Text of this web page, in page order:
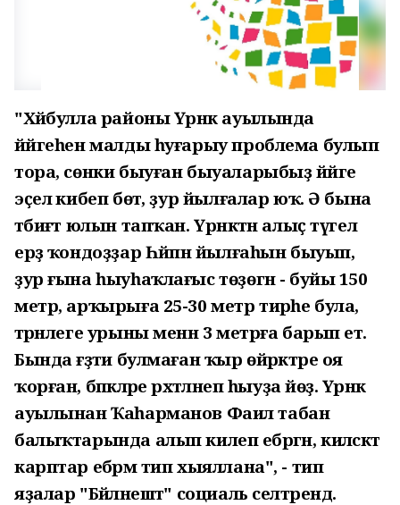
"Хәйбулла районы Үрнәк ауылында
йәйгеһен малды һуғарыу проблема булып
тора, сөнки быуған быуаларыбыҙ йәйге
эҫелә кибеп бөтә, ҙур йылғалар юҡ. Ә бына
тәбиғәт юлын тапҡан. Үрнәктән алыҫ түгел
ерҙә ҡондоҙҙар Һәйпән йылғаһын быуып,
ҙур ғына һыуһаҡлағыс төҙөгән - буйы 150
метр, арҡырыға 25-30 метр тирәһе була, ә
тәрәнлеге урыны менән 3 метрға барып етә.
Бында ғәҙәти булмаған ҡыр өйрәктәре оя
ҡорған, бәпкәләре рәхәтләнеп һыуҙа йөҙә. Үрнәк
ауылынан Ҡаһарманов Фаил табан
балыҡтарында алып килеп ебәргән, киләсәктә
карптар ебәрәм тип хыяллана", - тип
яҙалар "Бәйләнештә" социаль селтәрендә.